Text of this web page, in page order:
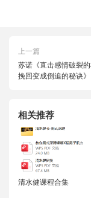
上一篇
苏诺《直击感情破裂
挽回变成倒追的秘诀》
相关推荐
清水健课程合集